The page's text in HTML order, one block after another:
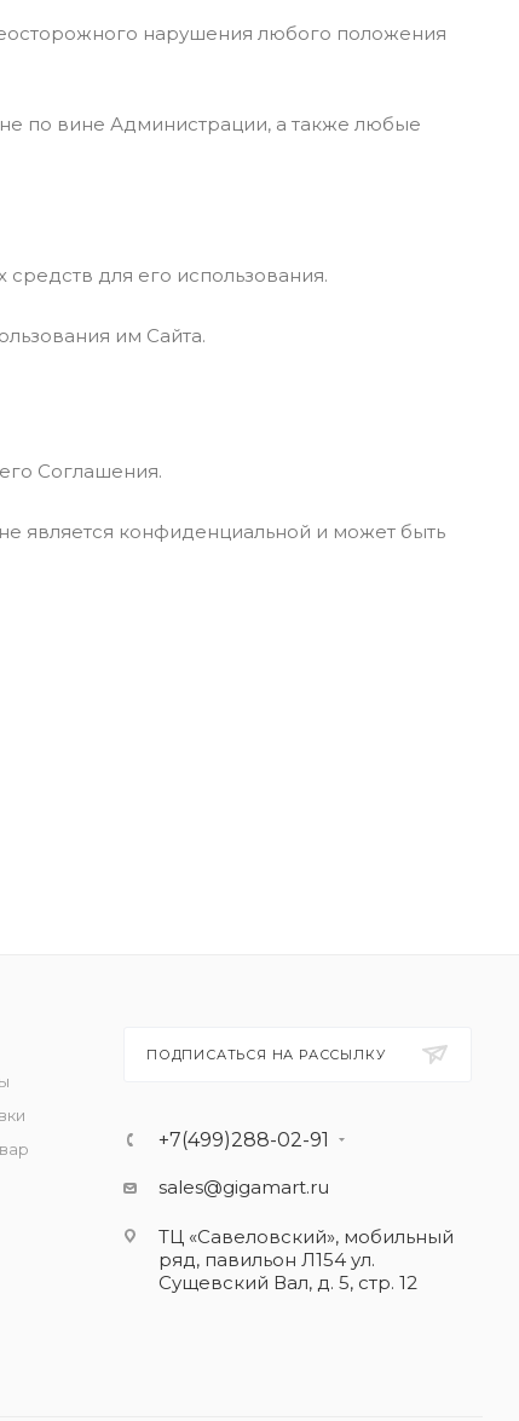
нарушения любого положения
по вине Администрации, а также любые
для его использования.
им Сайта.
Соглашения.
является конфиденциальной и может быть
ПОДПИСАТЬСЯ НА РАССЫЛКУ
+7(499)288-02-91
sales@gigamart.ru
ТЦ «Савеловский», мобильный
ряд, павильон Л154 ул.
Сущевский Вал, д. 5, стр. 12